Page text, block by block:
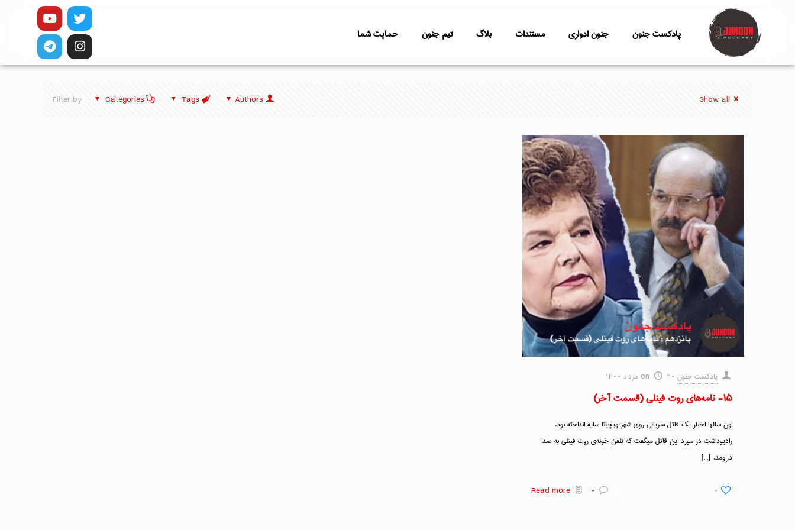
پادکست جنون جنون ادواری مستندات بلاگ تیم جنون حمایت شما
Filter by Categories Tags Authors Show all
پادکست جنون on ۲۰ مرداد ۱۴۰۰
۱۵- نامه‌های روت فینلی (قسمت آخر)
اون سالها اخبار یک قاتل سریالی روی شهر ویچیتا سایه انداخته بود.
رادیوداشت در مورد این قاتل میگفت که تلفن خونه‌ی روت فینلی به صدا
دراومد. […]
۰ ۰ Read more